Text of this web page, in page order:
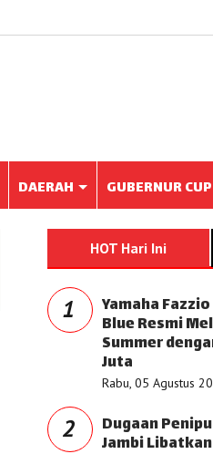
DAERAH GUBERNUR
HOT Hari Ini
1 Yamaha
Blue Resmi
Summer
Juta
Rabu, 05 Agustus
2 Dugaan
Jambi